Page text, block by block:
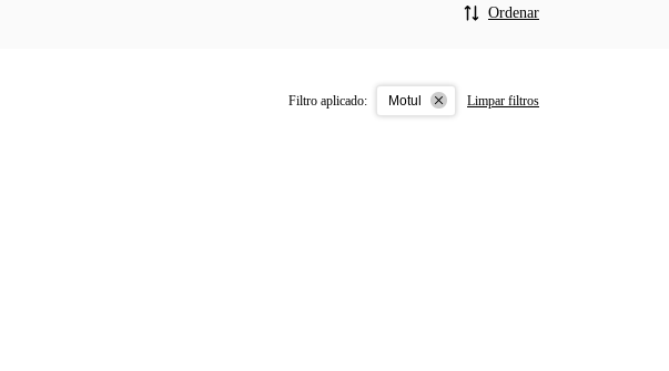
Ordenar
Filtro aplicado: Motul Limpar filtros